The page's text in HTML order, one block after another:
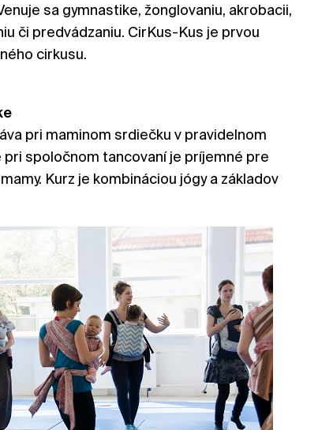
sa gymnastike, žonglovaniu, akrobacii,
či predvádzaniu. CirKus-Kus je prvou
cirkusu.
pri maminom srdiečku v pravidelnom
spoločnom tancovaní je príjemné pre
Kurz je kombináciou jógy a základov